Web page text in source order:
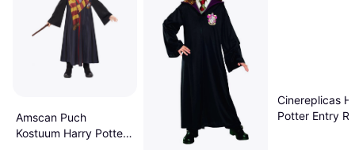
Amscan Puch
Kostuum Harry Potter
Cinereplicas
Potter Entry